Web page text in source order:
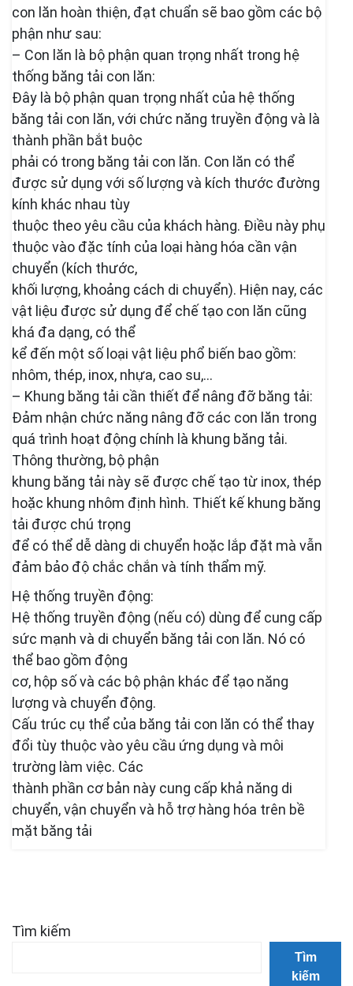
con lăn hoàn thiện, đạt chuẩn sẽ bao gồm các bộ
phận như sau:
– Con lăn là bộ phận quan trọng nhất trong hệ
thống băng tải con lăn:
Đây là bộ phận quan trọng nhất của hệ thống
băng tải con lăn, với chức năng truyền động và là
thành phần bắt buộc
phải có trong băng tải con lăn. Con lăn có thể
được sử dụng với số lượng và kích thước đường
kính khác nhau tùy
thuộc theo yêu cầu của khách hàng. Điều này phụ
thuộc vào đặc tính của loại hàng hóa cần vận
chuyển (kích thước,
khối lượng, khoảng cách di chuyển). Hiện nay, các
vật liệu được sử dụng để chế tạo con lăn cũng
khá đa dạng, có thể
kể đến một số loại vật liệu phổ biến bao gồm:
nhôm, thép, inox, nhựa, cao su,…
– Khung băng tải cần thiết để nâng đỡ băng tải:
Đảm nhận chức năng nâng đỡ các con lăn trong
quá trình hoạt động chính là khung băng tải.
Thông thường, bộ phận
khung băng tải này sẽ được chế tạo từ inox, thép
hoặc khung nhôm định hình. Thiết kế khung băng
tải được chú trọng
để có thể dễ dàng di chuyển hoặc lắp đặt mà vẫn
đảm bảo độ chắc chắn và tính thẩm mỹ.
Hệ thống truyền động:
Hệ thống truyền động (nếu có) dùng để cung cấp
sức mạnh và di chuyển băng tải con lăn. Nó có
thể bao gồm động
cơ, hộp số và các bộ phận khác để tạo năng
lượng và chuyển động.
Cấu trúc cụ thể của băng tải con lăn có thể thay
đổi tùy thuộc vào yêu cầu ứng dụng và môi
trường làm việc. Các
thành phần cơ bản này cung cấp khả năng di
chuyển, vận chuyển và hỗ trợ hàng hóa trên bề
mặt băng tải
Tìm kiếm
Tìm
kiếm